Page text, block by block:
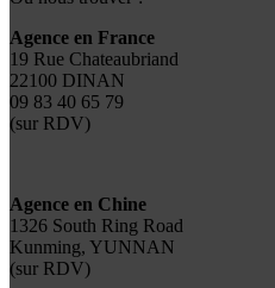
Agence en France
19 Rue Chateaubriand
22100 DINAN
09 83 40 65 79
(sur RDV)
Agence en Chine
1326 South Ring Road
Kunming, YUNNAN
(sur RDV)